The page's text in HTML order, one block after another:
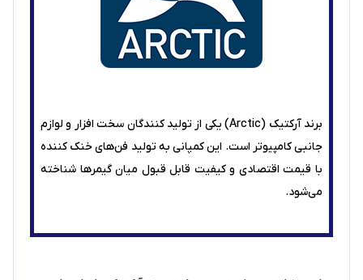
برند آرکتیک (Arctic) یکی از تولید کنندگان سخت افزار و لوازم
جانبی کامپیوتر است. این کمپانی به تولید فن‌های خنک کننده
با قیمت اقتصادی و کیفیت قابل قبول میان گیمرها شناخته
می‌شود.